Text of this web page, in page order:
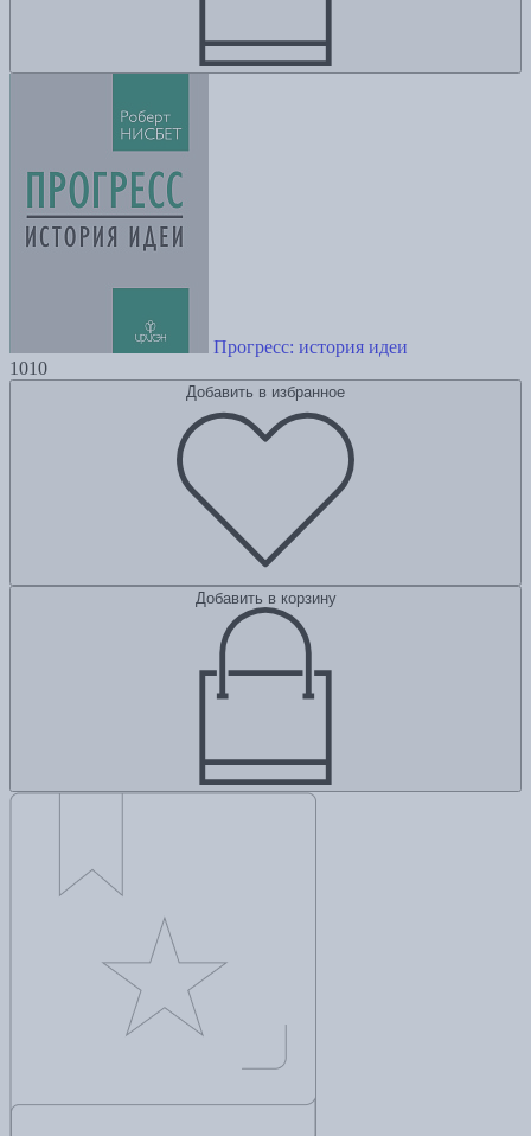
Прогресс: история идеи
1010
Добавить в избранное
Добавить в корзину